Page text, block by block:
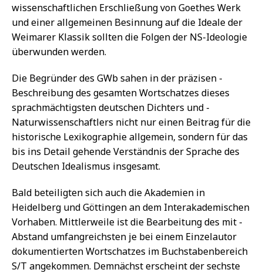
wissenschaftlichen Erschließung von ­Goethes Werk
und einer allgemeinen Besinnung auf die Ideale der
Weimarer Klassik sollten die Folgen der NS-Ideologie
überwunden ­werden.
Die Begründer des GWb sahen in der präzisen ­
Beschreibung des ­gesamten Wortschatzes dieses
sprachmächtigsten deutschen Dichters und ­
Naturwissenschaftlers nicht nur einen Beitrag für die
historische Lexikographie allgemein, sondern für das
bis ins Detail gehende Verständnis der Sprache des
Deutschen Idealismus insgesamt.
Bald ­beteiligten sich auch die Akademien in
Heidelberg und Göttingen an dem Interakademischen
Vorhaben. Mittlerweile ist die Bearbeitung des mit ­
Abstand umfangreichsten je bei einem Einzelautor
dokumentierten Wortschatzes im Buchstabenbereich
S/T angekommen. Demnächst ­erscheint der sechste